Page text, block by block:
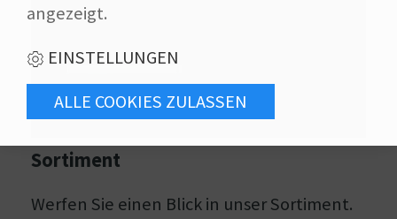
Sortiment
Werfen Sie einen Blick in unser Sortiment.
angezeigt.
EINSTELLUNGEN